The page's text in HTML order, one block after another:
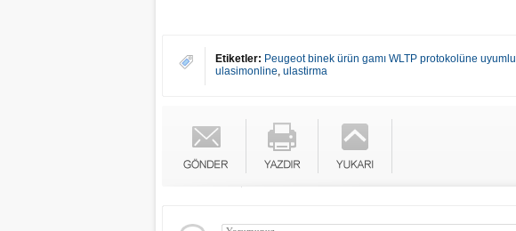
Etiketler: Peugeot binek ürün gamı WLTP protokolüne uyumlu
ulasimonline, ulastirma